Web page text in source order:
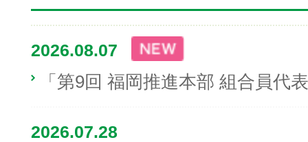
2026.08.07
「第9回 福岡推進本部 組合員代
2026.07.28